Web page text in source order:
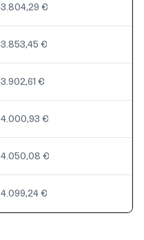
3.804,29 €
3.853,45 €
3.902,61 €
4.000,93 €
4.050,08 €
4.099,24 €